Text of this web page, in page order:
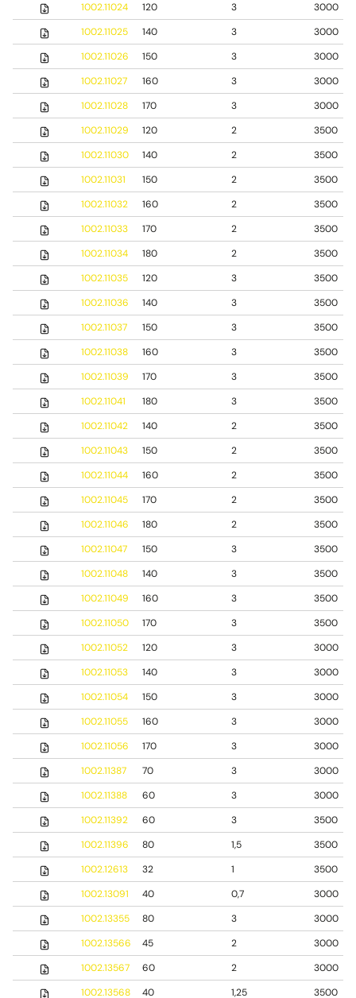
1002.11024
120 3
3000
1002.11025
140 3
3000
1002.11026
150 3
3000
1002.11027
160 3
3000
1002.11028
170 3
3000
1002.11029
120 2
3500
1002.11030
140 2
3500
1002.11031
150 2
3500
1002.11032
160 2
3500
1002.11033
170 2
3500
1002.11034
180 2
3500
1002.11035
120 3
3500
1002.11036
140 3
3500
1002.11037
150 3
3500
1002.11038
160 3
3500
1002.11039
170 3
3500
1002.11041
180 3
3500
1002.11042
140 2
3500
1002.11043
150 2
3500
1002.11044
160 2
3500
1002.11045
170 2
3500
1002.11046
180 2
3500
1002.11047
150 3
3500
1002.11048
140 3
3500
1002.11049
160 3
3500
1002.11050
170 3
3500
1002.11052
120 3
3000
1002.11053
140 3
3000
1002.11054
150 3
3000
1002.11055
160 3
3000
1002.11056
170 3
3000
1002.11387
70 3
3000
1002.11388
60 3
3000
1002.11392
60 3
3500
1002.11396
80 1,5
3500
1002.12613
32 1
3500
1002.13091
40 0,7
3000
1002.13355
80 3
3000
1002.13566
45 2
3000
1002.13567
60 2
3000
1002.13568
40 1,25 3500